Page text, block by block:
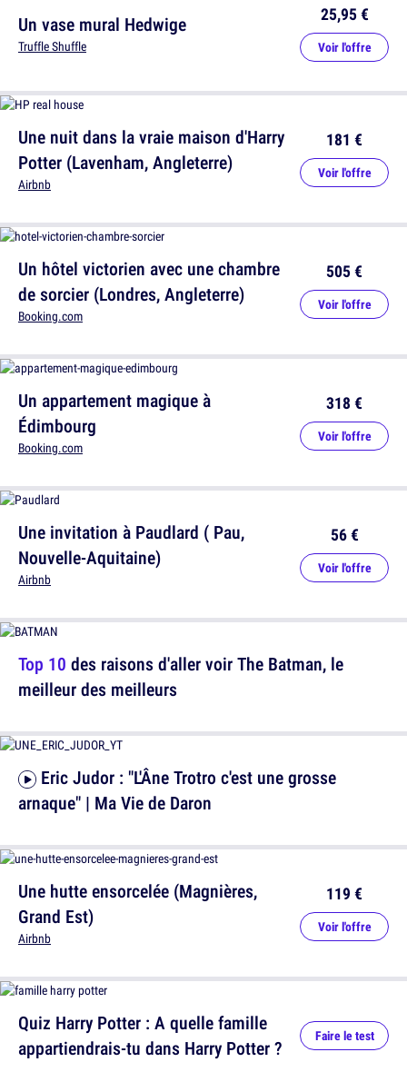
Un vase mural Hedwige
Truffle Shuffle
25,95 €
Voir l'offre
Un hôtel victorien avec une chambre
de sorcier (Londres, Angleterre)
Booking.com
505 €
Voir l'offre
Une invitation à Paudlard ( Pau,
Nouvelle-Aquitaine)
Airbnb
56 €
Voir l'offre
arnaque" | Ma Vie de Daron
Quiz Harry Potter : A quelle famille
appartiendrais-tu dans Harry Potter ?
Faire le test
Une nuit dans la vraie maison d'Harry
Potter (Lavenham, Angleterre)
Airbnb
181 €
Voir l'offre
Un appartement magique à
Édimbourg
Booking.com
318 €
Voir l'offre
Top 10 des raisons d'aller voir The Batman, le
meilleur des meilleurs
Une hutte ensorcelée (Magnières,
Grand Est)
Airbnb
119 €
Voir l'offre